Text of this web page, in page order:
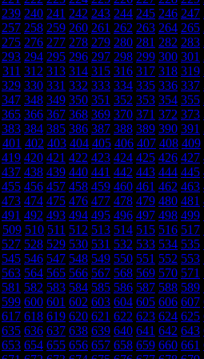
239 240 241 242 243 244 245 246 247
257 258 259 260 261 262 263 264 265
275 276 277 278 279 280 281 282 283
293 294 295 296 297 298 299 300 301
311 312 313 314 315 316 317 318 319
329 330 331 332 333 334 335 336 337
347 348 349 350 351 352 353 354 355
365 366 367 368 369 370 371 372 373
383 384 385 386 387 388 389 390 391
401 402 403 404 405 406 407 408 409
419 420 421 422 423 424 425 426 427
437 438 439 440 441 442 443 444 445
455 456 457 458 459 460 461 462 463
473 474 475 476 477 478 479 480 481
491 492 493 494 495 496 497 498 499
509 510 511 512 513 514 515 516 517
527 528 529 530 531 532 533 534 535
545 546 547 548 549 550 551 552 553
563 564 565 566 567 568 569 570 571
581 582 583 584 585 586 587 588 589
599 600 601 602 603 604 605 606 607
617 618 619 620 621 622 623 624 625
635 636 637 638 639 640 641 642 643
653 654 655 656 657 658 659 660 661